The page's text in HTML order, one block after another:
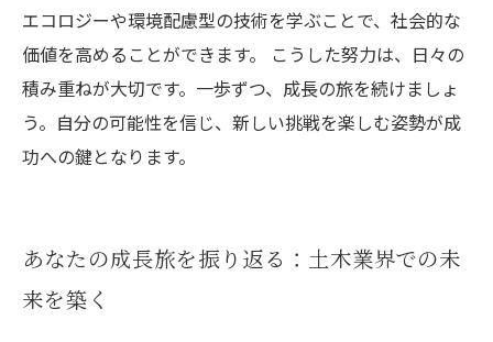
エコロジーや環境配慮型の技術を学ぶことで、社会的な
価値を高めることができます。 こうした努力は、日々の
積み重ねが大切です。一歩ずつ、成長の旅を続けましょ
う。自分の可能性を信じ、新しい挑戦を楽しむ姿勢が成
功への鍵となります。
あなたの成長旅を振り返る：土木業界での未
来を築く